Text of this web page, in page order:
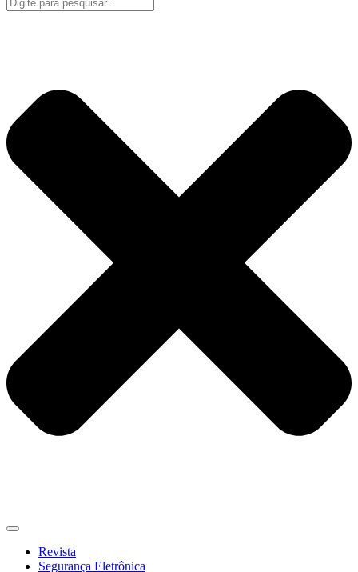
Revista
Segurança Eletrônica